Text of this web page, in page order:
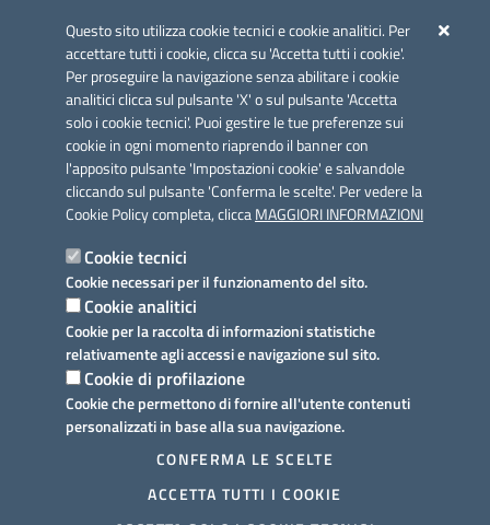
Questo sito utilizza cookie tecnici e cookie analitici. Per
accettare tutti i cookie, clicca su 'Accetta tutti i cookie'.
Per proseguire la navigazione senza abilitare i cookie
analitici clicca sul pulsante 'X' o sul pulsante 'Accetta
solo i cookie tecnici'. Puoi gestire le tue preferenze sui
cookie in ogni momento riaprendo il banner con
l'apposito pulsante 'Impostazioni cookie' e salvandole
cliccando sul pulsante 'Conferma le scelte'. Per vedere la
Cookie Policy completa, cliccaMAGGIORI INFORMAZIONI
Cookie tecnici
Cookie necessari per il funzionamento del sito.
Cookie analitici
Cookie per la raccolta di informazioni statistiche
relativamente agli accessi e navigazione sul sito.
Cookie di profilazione
Cookie che permettono di fornire all'utente contenuti
personalizzati in base alla sua navigazione.
CONFERMA LE SCELTE
ACCETTA TUTTI I COOKIE
Azione 2.3.
Link utili
Informativa privacy
Dichiarazione di accessibilità
Note legali
Domande frequenti
Richiesta assistenza
Prenotazione appuntamento
Segnalazione disservizio